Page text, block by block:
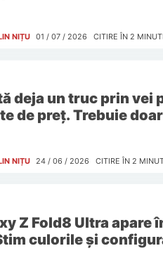
NIȚU 01 / 07 / 2026 CITIRE ÎN 2
deja un truc prin vei
de preț. Trebuie
NIȚU 24 / 06 / 2026 CITIRE ÎN 2
Z Fold8 Ultra apare
culorile și